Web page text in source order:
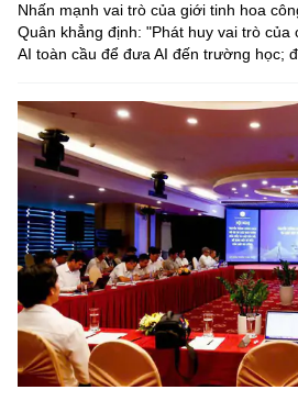
Nhấn mạnh vai trò của giới tinh hoa
Quân khẳng định: "Phát huy vai trò của
AI toàn cầu để đưa AI đến trường học;